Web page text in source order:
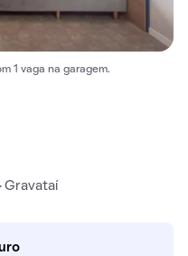
1 vaga na garagem.
Gravataí